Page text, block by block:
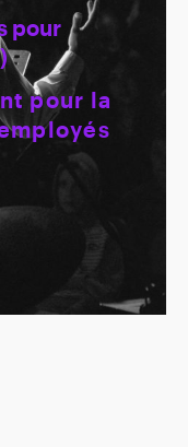
pour
pour la